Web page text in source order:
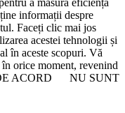
informații despre
Faceți clic mai jos
acestei tehnologii și
în aceste scopuri. Vă
orice moment, revenind
ACORD
NU SUNT